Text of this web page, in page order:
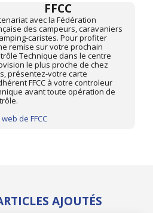
FFCC
avec la Fédération
des campeurs, caravaniers
caristes. Pour profiter
remise sur votre prochain
Technique dans le centre
le plus proche de chez
présentez-votre carte
FFCC à votre controleur
avant toute opération de
de FFCC
AJOUTÉS